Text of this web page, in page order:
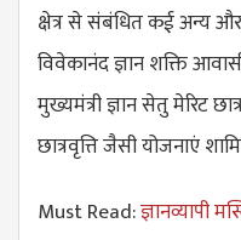
क्षेत्र से संबंधित कई अन्य
विवेकानंद ज्ञान शक्ति
मुख्यमंत्री ज्ञान सेतु मेरिट
छात्रवृत्ति जैसी योजनाएं
Must Read:ज्ञानव्यापी